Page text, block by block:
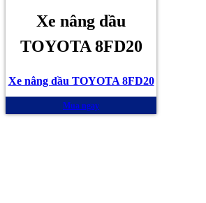
Xe nâng dầu
TOYOTA 8FD20
Xe nâng dầu TOYOTA 8FD20
Mua ngay